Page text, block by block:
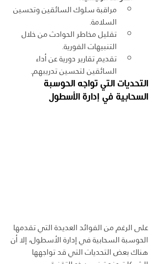
مراقبة سلوك السائقين وتحسين
السلامة.
تقليل مخاطر الحوادث من خلال
التنبيهات الفورية.
تقديم تقارير دورية عن أداء
السائقين لتحسين تدريبهم.
التحديات التي تواجه الحوسبة
السحابية في إدارة الأسطول
على الرغم من الفوائد العديدة التي تقدمها
الحوسبة السحابية في إدارة الأسطول، إلا أن
هناك بعض التحديات التي قد تواجهها